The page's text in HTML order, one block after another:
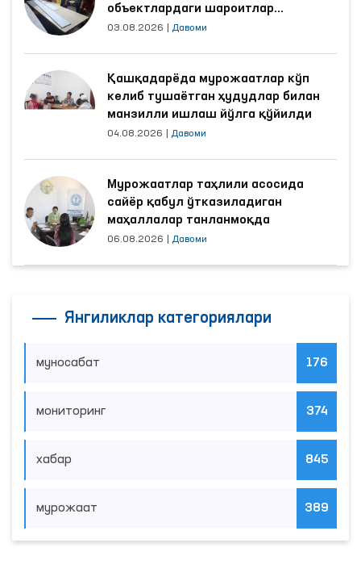
объектлардаги шароитлар
яхшиланди
03.08.2026 Давоми
Қашқадарёда мурожаатлар кўп
келиб тушаётган ҳудудлар билан
манзилли ишлаш йўлга қўйилди
04.08.2026 Давоми
Мурожаатлар таҳлили асосида
сайёр қабул ўтказиладиган
маҳаллалар танланмоқда
06.08.2026 Давоми
Янгиликлар категориялари
муносабат 176
мониторинг 374
хабар 845
мурожаат 389